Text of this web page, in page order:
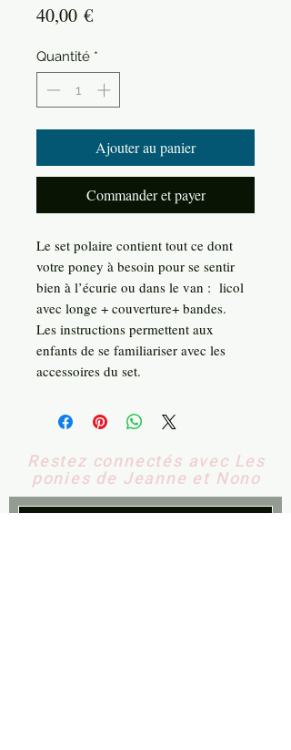
40,00 €Prix
Quantité *
Ajouter au panier
Commander et payer
Le set polaire contient tout ce dont
votre poney à besoin pour se sentir
bien à l’écurie ou dans le van : licol
avec longe + couverture+ bandes.
Les instructions permettent aux
enfants de se familiariser avec les
accessoires du set.
Restez connectés avec Les
ponies de Jeanne et Nono